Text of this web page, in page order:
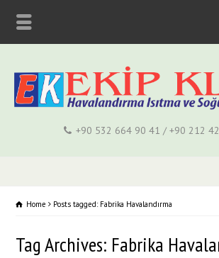
+90 532 664 90 41 / +90 212
Home Posts tagged: Fabrika Havalandırma
Tag Archives: Fabrika